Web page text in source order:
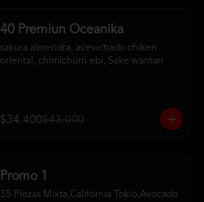
40 Premiun Oceanika
sakura almendra, acevichado chiken
oriental, chimichurri ebi, Sake wantan
$34.400$43.000
Promo 1
35 Piezas Mixta,California Tokio,Avocado